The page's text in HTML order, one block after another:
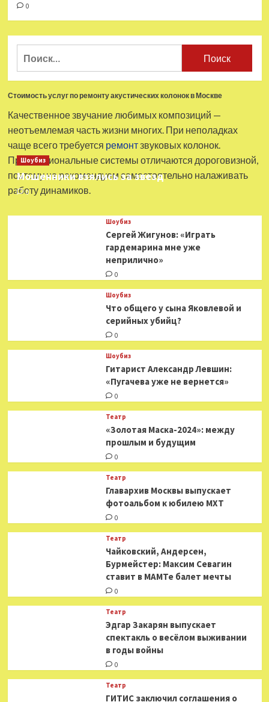
0
Стоимость услуг по ремонту акустических колонок в Москве
Качественное звучание любимых композиций —
неотъемлемая часть жизни многих. При неполадках
чаще всего требуется ремонтзвуковых колонок.
Профессиональные системы отличаются дороговизной,
поэтому не рекомендуем самостоятельно налаживать
работу динамиков.
Шоубиз
Мошенники взялись за звезд
0
Шоубиз
Сергей Жигунов: «Играть
гардемарина мне уже
неприлично»
0
Шоубиз
Что общего у сына Яковлевой и
серийных убийц?
0
Шоубиз
Гитарист Александр Левшин:
«Пугачева уже не вернется»
0
Театр
«Золотая Маска-2024»: между
прошлым и будущим
0
Театр
​​Главархив Москвы выпускает
фотоальбом к юбилею МХТ
0
Театр
​​Чайковский, Андерсен,
Бурмейстер: Максим Севагин
ставит в МАМТе балет мечты
0
Театр
Эдгар Закарян выпускает
спектакль о весёлом выживании
в годы войны
0
Театр
ГИТИС заключил соглашения о